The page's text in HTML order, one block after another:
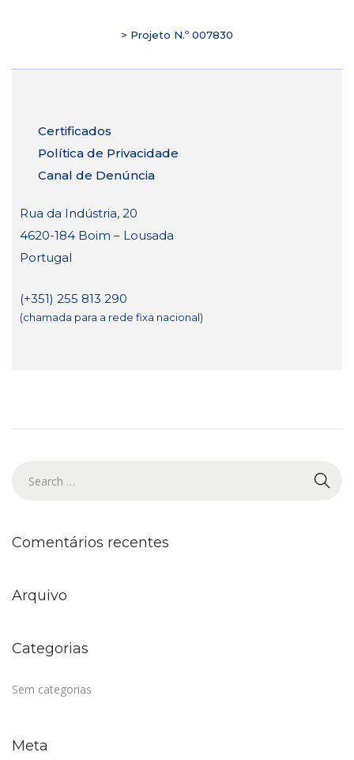
> Projeto N.º 007830
Certificados
Política de Privacidade
Canal de Denúncia
Rua da Indústria, 20
4620-184 Boim – Lousada
Portugal
(+351) 255 813 290
(chamada para a rede fixa nacional)
Comentários recentes
Arquivo
Categorias
Sem categorias
Meta